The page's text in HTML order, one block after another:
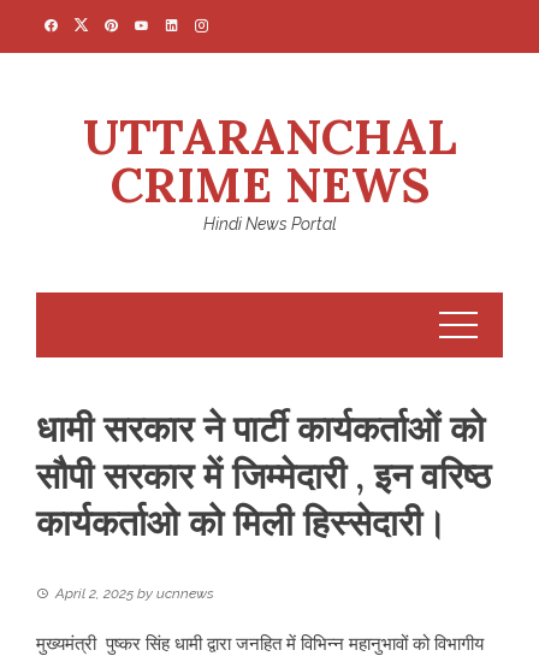
UTTARANCHAL
CRIME NEWS
Hindi News Portal
धामी सरकार ने पार्टी कार्यकर्ताओं को
सौपी सरकार में जिम्मेदारी , इन वरिष्ठ
कार्यकर्ताओ को मिली हिस्सेदारी।
April 2, 2025 by ucnnews
मुख्यमंत्री पुष्कर सिंह धामी द्वारा जनहित में विभिन्न महानुभावों को विभागीय